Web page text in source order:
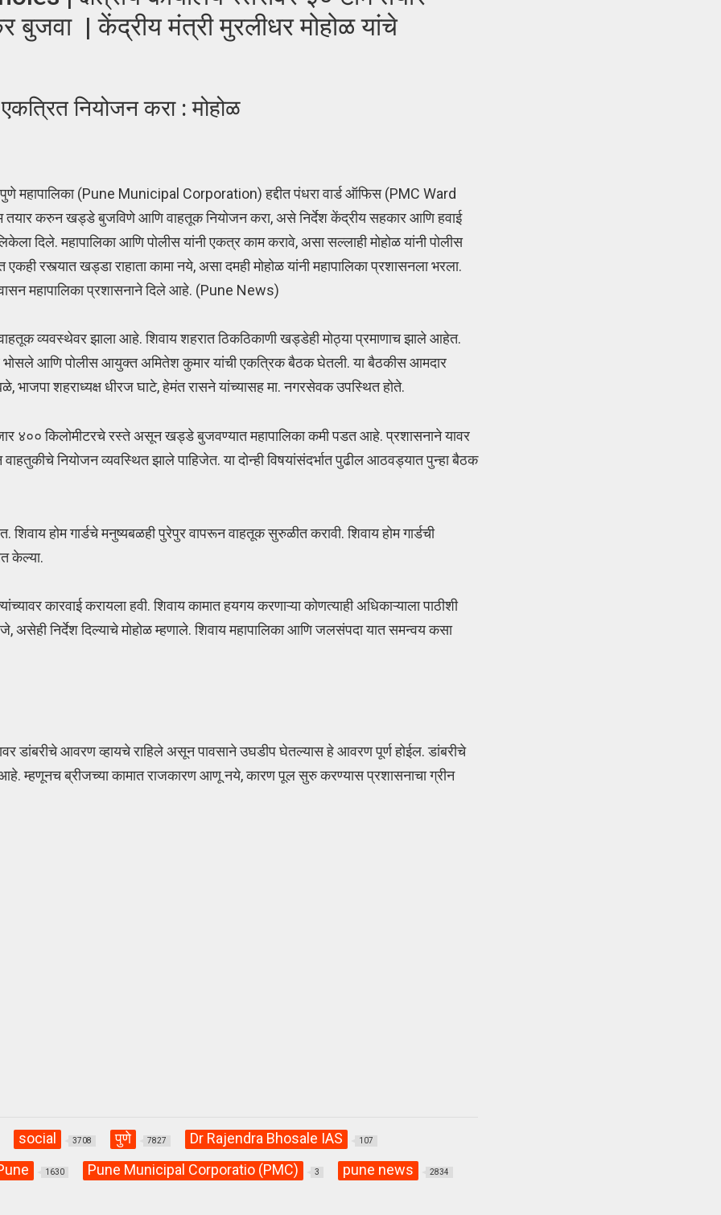
| केंद्रीय मंत्री मुरलीधर मोहोळ यांचे
नियोजन करा : मोहोळ
महापालिका (Pune Municipal Corporation) हद्दीत पंधरा वार्ड ऑफिस (PMC Ward
करुन खड्डे बुजविणे आणि वाहतूक नियोजन करा, असे निर्देश केंद्रीय सहकार आणि हवाई
दिले. महापालिका आणि पोलीस यांनी एकत्र काम करावे, असा सल्लाही मोहोळ यांनी पोलीस
रस्त्यात खड्डा राहाता कामा नये, असा दमही मोहोळ यांनी महापालिका प्रशासनला भरला.
महापालिका प्रशासनाने दिले आहे. (Pune News)
व्यवस्थेवर झाला आहे. शिवाय शहरात ठिकठिकाणी खड्डेही मोठ्या प्रमाणाच झाले आहेत.
भोसले आणि पोलीस आयुक्त अमितेश कुमार यांची एकत्रिक बैठक घेतली. या बैठकीस आमदार
भाजपा शहराध्यक्ष धीरज घाटे, हेमंत रासने यांच्यासह मा. नगरसेवक उपस्थित होते.
४०० किलोमीटरचे रस्ते असून खड्डे बुजवण्यात महापालिका कमी पडत आहे. प्रशासनाने यावर
नियोजन व्यवस्थित झाले पाहिजेत. या दोन्ही विषयांसंदर्भात पुढील आठवड्यात पुन्हा बैठक
शिवाय होम गार्डचे मनुष्यबळही पुरेपुर वापरून वाहतूक सुरुळीत करावी. शिवाय होम गार्डची
केल्या.
कारवाई करायला हवी. शिवाय कामात हयगय करणाऱ्या कोणत्याही अधिकाऱ्याला पाठीशी
निर्देश दिल्याचे मोहोळ म्हणाले. शिवाय महापालिका आणि जलसंपदा यात समन्वय कसा
डांबरीचे आवरण व्हायचे राहिले असून पावसाने उघडीप घेतल्यास हे आवरण पूर्ण होईल. डांबरीचे
म्हणूनच ब्रीजच्या कामात राजकारण आणू नये, कारण पूल सुरु करण्यास प्रशासनाचा ग्रीन
social 3708 पुणे 7827 Dr Rajendra Bhosale IAS 107
1630 Pune Municipal Corporatio (PMC) 3 pune news 2834